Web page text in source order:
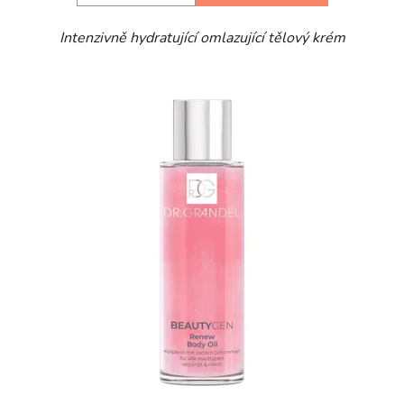
Intenzivně hydratující omlazující tělový krém